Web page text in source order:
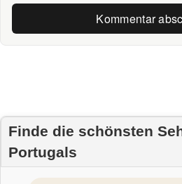
Finde die schönsten
Portugals